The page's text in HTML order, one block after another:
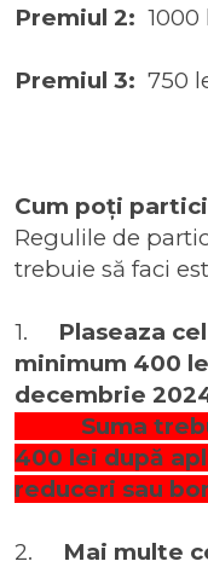
Premiul 2: 1000
Premiul 3: 750
Cum poți
Regulile de
trebuie să faci
1. Plaseaza
minimum 400
decembrie
Suma
400 lei după
reduceri sau
2. Mai multe